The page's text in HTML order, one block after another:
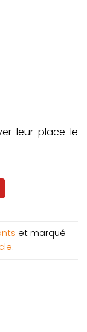
leur place le
et marqué
.